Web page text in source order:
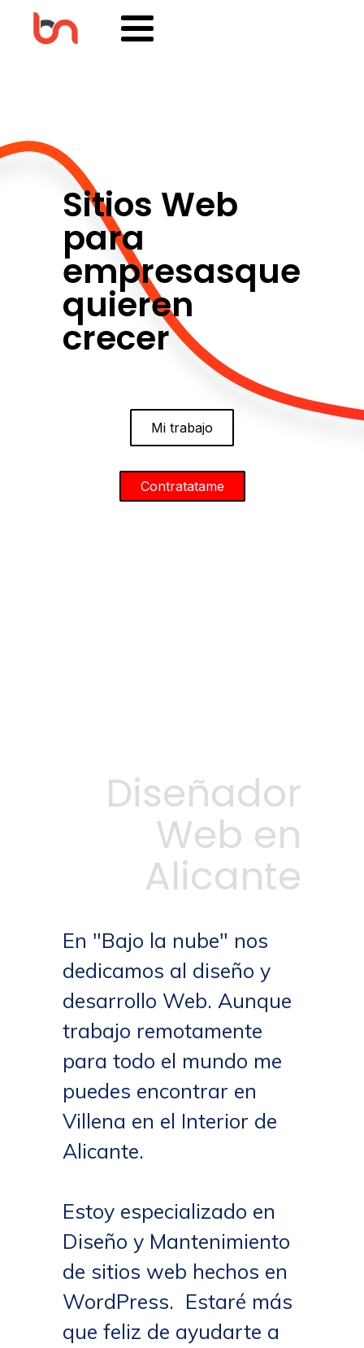
Sitios Web
para
empresasque
quieren
crecer
Mi trabajo
Contratatame
Diseñador
Web en
Alicante
En "Bajo la nube" nos
dedicamos al diseño y
desarrollo Web. Aunque
trabajo remotamente
para todo el mundo me
puedes encontrar en
Villena en el Interior de
Alicante.
Estoy especializado en
Diseño y Mantenimiento
de sitios web hechos en
WordPress. Estaré más
que feliz de ayudarte a